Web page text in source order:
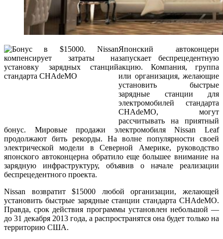
Японский автоконцерн
запускает беспрецедентную
акцию. Компания, группа
или организация, желающие
установить быстрые
зарядные станции для
электромобилей стандарта
CHAdeMO, могут
рассчитывать на приятный
бонус. Мировые продажи электромобиля Nissan Leaf
продолжают бить рекорды. На волне популярности своей
электрической модели в Северной Америке, руководство
японского автоконцерна обратило еще большее внимание на
зарядную инфраструктуру, объявив о начале реализации
беспрецедентного проекта.
Nissan возвратит $15000 любой организации, желающей
установить быстрые зарядные станции стандарта CHAdeMO.
Правда, срок действия программы установлен небольшой —
до 31 декабря 2013 года, а распространятся она будет только на
территорию США.